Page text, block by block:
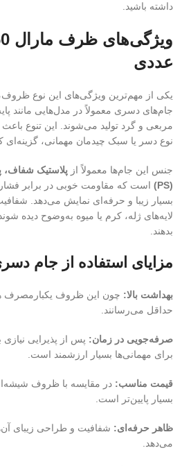
داشته باشید.
عددی
یکی از مهم‌ترین ویژگی‌های این نوع
جام‌های دسری معمولاً در مدل‌هایی مانند
مربعی و گرد تولید می‌شوند. این تنوع باعث
نوع دسر یا سبک چیدمان مهمانی، گزینه‌ای
جنس این جام‌ها معمولاً از
(PS)
است که مقاومت خوبی در برابر
بسیار زیبا و حرفه‌ای نمایش می‌دهد.
لایه‌های ژله، کرم یا میوه‌ به‌وضوح دیده
بدهند.
مزایای استفاده از جام
بهداشت بالا: چون این ظروف یکبارمصرف
حداقل می‌رسانند.
صرفه‌جویی در زمان: پس از پذیرایی
برای مهمانی‌ها بسیار ارزشمند است.
قیمت مناسب: در مقایسه با ظروف
بسیار پایین‌تر است.
ظاهر حرفه‌ای: شفافیت و طراحی زیبای
می‌دهد.